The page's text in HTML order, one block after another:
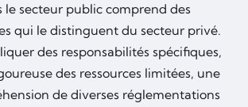
le secteur public comprend des
qui le distinguent du secteur privé.
des responsabilités spécifiques,
des ressources limitées, une
de diverses réglementations